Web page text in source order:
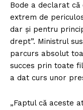
Bode a declarat că
extrem de
dar și pentru
drept”. Ministrul
parcurs absolut
succes prin toate
a dat curs unor
„Faptul că aceste